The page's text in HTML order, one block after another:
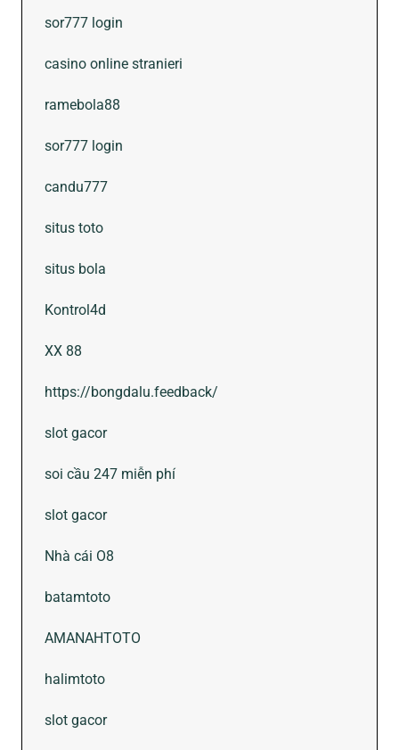
sor777 login
casino online stranieri
ramebola88
sor777 login
candu777
situs toto
situs bola
Kontrol4d
XX 88
https://bongdalu.feedback/
slot gacor
soi cầu 247 miễn phí
slot gacor
Nhà cái O8
batamtoto
AMANAHTOTO
halimtoto
slot gacor